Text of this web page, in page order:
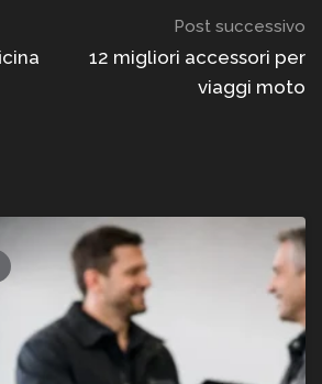
Post successivo
12 migliori accessori per
viaggi moto